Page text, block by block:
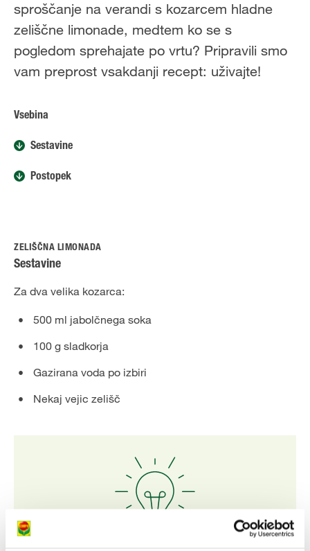
sproščanje na verandi s kozarcem hladne
zeliščne limonade, medtem ko se s
pogledom sprehajate po vrtu? Pripravili smo
vam preprost vsakdanji recept: uživajte!
Vsebina
Sestavine
Postopek
ZELIŠČNA LIMONADA
Sestavine
Za dva velika kozarca:
500 ml jabolčnega soka
100 g sladkorja
Gazirana voda po izbiri
Nekaj vejic zelišč